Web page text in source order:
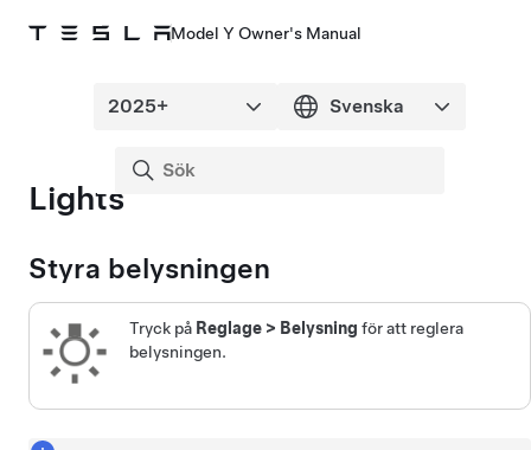
Model Y Owner's Manual
Lights
Styra belysningen
Tryck på Reglage > Belysning för att reglera
belysningen.